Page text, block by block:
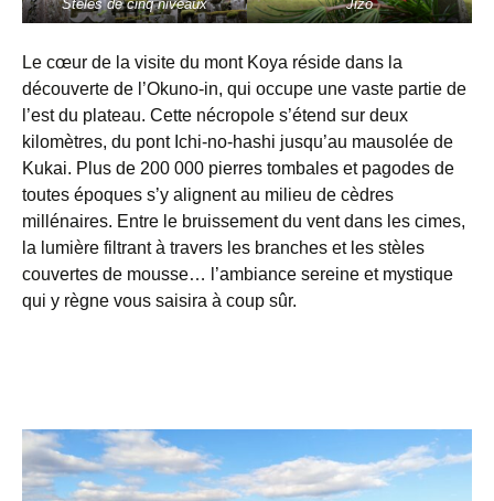
Stèles de cinq niveaux Jizo
Le cœur de la visite du mont Koya réside dans la
découverte de l’Okuno-in, qui occupe une vaste partie de
l’est du plateau. Cette nécropole s’étend sur deux
kilomètres, du pont Ichi-no-hashi jusqu’au mausolée de
Kukai. Plus de 200 000 pierres tombales et pagodes de
toutes époques s’y alignent au milieu de cèdres
millénaires. Entre le bruissement du vent dans les cimes,
la lumière filtrant à travers les branches et les stèles
couvertes de mousse… l’ambiance sereine et mystique
qui y règne vous saisira à coup sûr.